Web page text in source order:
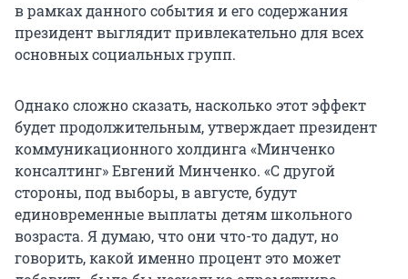
в рамках данного события и его содержания
президент выглядит привлекательно для всех
основных социальных групп.
Однако сложно сказать, насколько этот эффект
будет продолжительным, утверждает президент
коммуникационного холдинга «Минченко
консалтинг» Евгений Минченко. «С другой
стороны, под выборы, в августе, будут
единовременные выплаты детям школьного
возраста. Я думаю, что они что-то дадут, но
говорить, какой именно процент это может